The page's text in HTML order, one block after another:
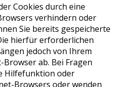
Cookies durch eine
verhindern oder
Sie bereits gespeicherte
hierfür erforderlichen
jedoch von Ihrem
ab. Bei Fragen
Hilfefunktion oder
Browsers oder wenden